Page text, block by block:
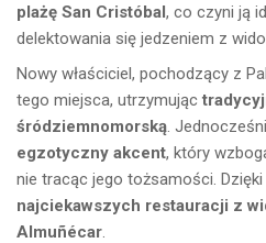
plażę San Cristóbal, co czyni ją
delektowania się jedzeniem z
Nowy właściciel, pochodzący z
tego miejsca, utrzymując
śródziemnomorską.
egzotyczny akcent, który
nie tracąc jego tożsamości.
najciekawszych restauracji z
Almuñécar.